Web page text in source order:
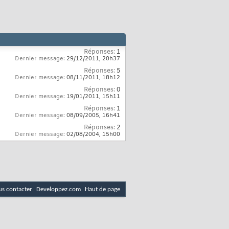
Réponses: 1
Dernier message: 29/12/2011, 20h37
Réponses: 5
Dernier message: 08/11/2011, 18h12
Réponses:0
Dernier message: 19/01/2011, 15h11
Réponses: 1
Dernier message: 08/09/2005, 16h41
Réponses: 2
Dernier message: 02/08/2004, 15h00
contacter Developpez.com Haut de page